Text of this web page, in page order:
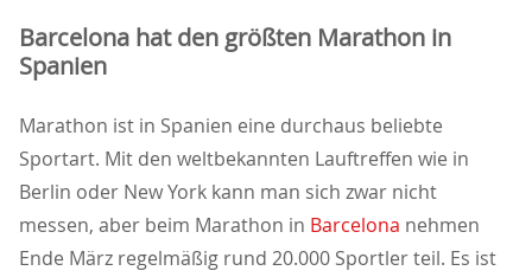
Barcelona hat den größten Marathon in
Spanien
Marathon ist in Spanien eine durchaus beliebte
Sportart. Mit den weltbekannten Lauftreffen wie in
Berlin oder New York kann man sich zwar nicht
messen, aber beim Marathon in Barcelona nehmen
Ende März regelmäßig rund 20.000 Sportler teil. Es ist